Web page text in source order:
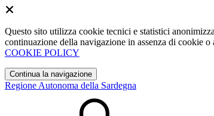
Questo sito utilizza cookie tecnici e statistici
continuazione della navigazione in assenza di cookie
COOKIE POLICY
Continua la navigazione
Regione Autonoma della Sardegna